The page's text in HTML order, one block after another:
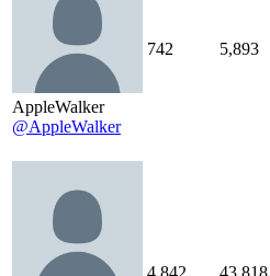
AppleWalker
@AppleWalker
742 5,893
4,842 43,818